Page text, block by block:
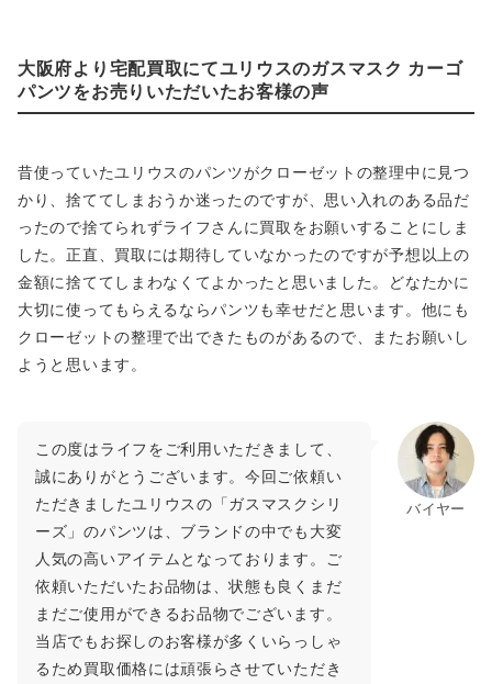
大阪府より宅配買取にてユリウスのガスマスク カーゴ
パンツをお売りいただいたお客様の声
昔使っていたユリウスのパンツがクローゼットの整理中に見つ
かり、捨ててしまおうか迷ったのですが、思い入れのある品だ
ったので捨てられずライフさんに買取をお願いすることにしま
した。正直、買取には期待していなかったのですが予想以上の
金額に捨ててしまわなくてよかったと思いました。どなたかに
大切に使ってもらえるならパンツも幸せだと思います。他にも
クローゼットの整理で出できたものがあるので、またお願いし
ようと思います。
バイヤー
この度はライフをご利用いただきまして、
誠にありがとうございます。今回ご依頼い
ただきましたユリウスの「ガスマスクシリ
ーズ」のパンツは、ブランドの中でも大変
人気の高いアイテムとなっております。ご
依頼いただいたお品物は、状態も良くまだ
まだご使用ができるお品物でございます。
当店でもお探しのお客様が多くいらっしゃ
るため買取価格には頑張らさせていただき